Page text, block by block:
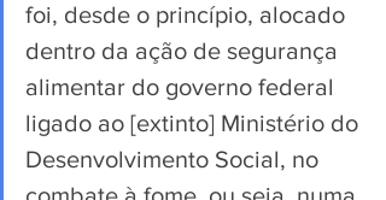
foi, desde o princípio, alocado
dentro da ação de segurança
alimentar do governo federal
ligado ao [extinto] Ministério do
Desenvolvimento Social, no